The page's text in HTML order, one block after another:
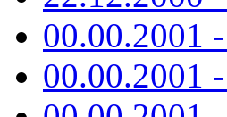
00.00.2001
00.00.2001